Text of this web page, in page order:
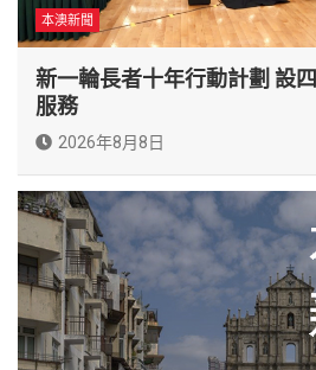
本澳新聞
新一輪長者十年行動計劃 設
服務
2026年8月8日